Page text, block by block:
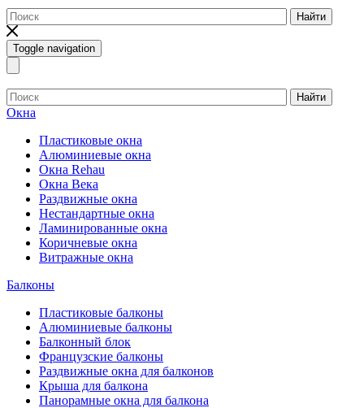
Найти
Toggle navigation
Найти
Окна
Пластиковые окна
Алюминиевые окна
Окна Rehau
Окна Века
Раздвижные окна
Нестандартные окна
Ламинированные окна
Коричневые окна
Витражные окна
Балконы
Пластиковые балконы
Алюминиевые балконы
Балконный блок
Французские балконы
Раздвижные окна для балконов
Крыша для балкона
Панорамные окна для балкона